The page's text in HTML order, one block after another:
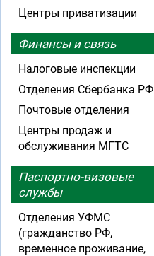
Центры приватизации
Финансы и связь
Налоговые инспекции
Отделения Сбербанка РФ
Почтовые отделения
Центры продаж и
обслуживания МГТС
Паспортно-визовые
службы
Отделения УФМС
(гражданство РФ,
временное проживание,